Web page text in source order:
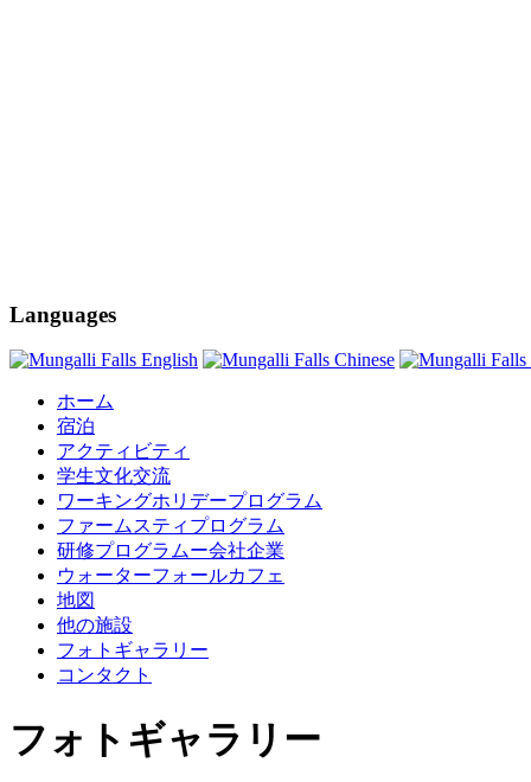
Languages
ホーム
宿泊
アクティビティ
学生文化交流
ワーキングホリデープログラム
ファームスティプログラム
研修プログラムー会社企業
ウォーターフォールカフェ
地図
他の施設
フォトギャラリー
コンタクト
フォトギャラリー